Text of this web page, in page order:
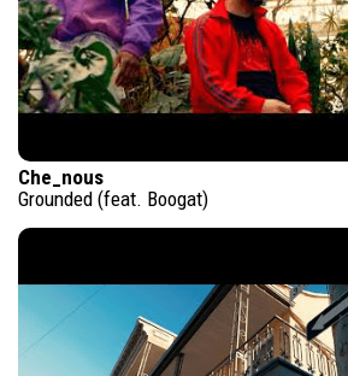
Che_nous
Grounded (feat. Boogat)